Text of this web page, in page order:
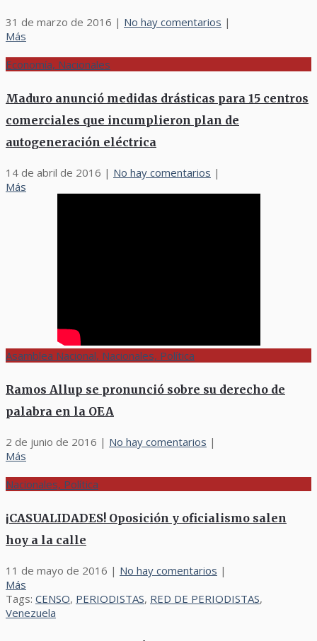
31 de marzo de 2016 | No hay comentarios |
Más
Economía, Nacionales
Maduro anunció medidas drásticas para 15 centros
comerciales que incumplieron plan de
autogeneración eléctrica
14 de abril de 2016 | No hay comentarios |
Más
Asamblea Nacional, Nacionales, Política
Ramos Allup se pronunció sobre su derecho de
palabra en la OEA
2 de junio de 2016 | No hay comentarios |
Más
Nacionales, Política
¡CASUALIDADES! Oposición y oficialismo salen
hoy a la calle
11 de mayo de 2016 | No hay comentarios |
Más
Tags: CENSO, PERIODISTAS, RED DE PERIODISTAS,
Venezuela